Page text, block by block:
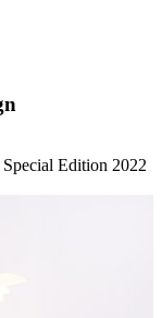
Edition 2022